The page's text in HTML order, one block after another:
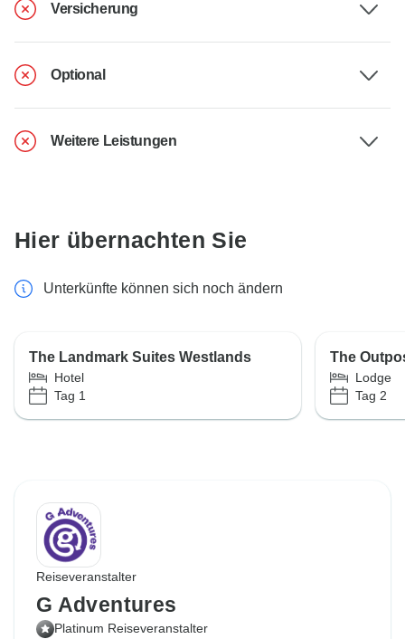
Versicherung
Optional
Weitere Leistungen
Hier übernachten Sie
Unterkünfte können sich noch ändern
The Landmark Suites Westlands
Hotel
Tag 1
The
Lodge
Tag 2
Reiseveranstalter
G Adventures
Platinum Reiseveranstalter